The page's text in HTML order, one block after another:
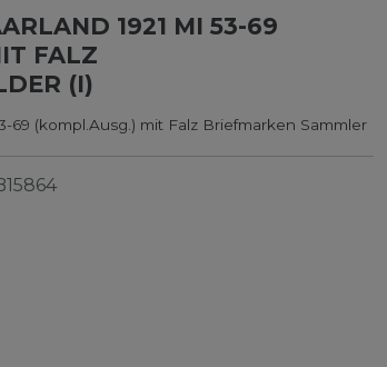
1921 MI 53-69
FALZ
(I)
69 (kompl.Ausg.) mit Falz Briefmarken Sammler